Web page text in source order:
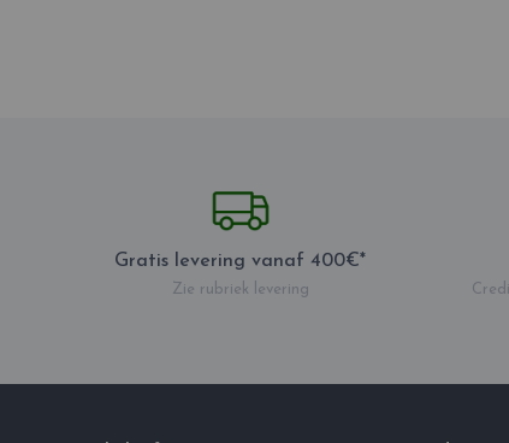
Gratis levering vanaf 400€*
Zie rubriek levering